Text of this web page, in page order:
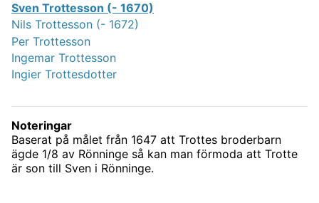
Sven Trottesson (- 1670)
Nils Trottesson (- 1672)
Per Trottesson
Ingemar Trottesson
Ingier Trottesdotter
Noteringar
Baserat på målet från 1647 att Trottes broderbarn
ägde 1/8 av Rönninge så kan man förmoda att Trotte
är son till Sven i Rönninge.